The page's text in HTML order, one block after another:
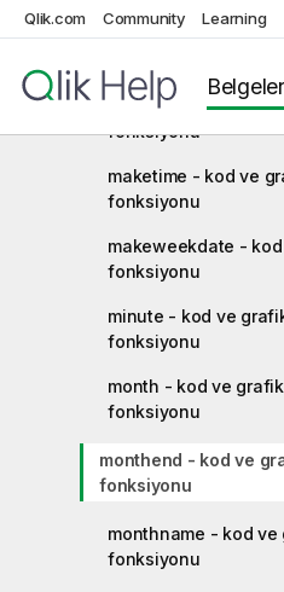
Qlik.com Community Learning
Belgeler
lunarweekstart - kod
makedate - kod ve
fonksiyonu
maketime - kod ve
fonksiyonu
makeweekdate -
fonksiyonu
minute - kod ve
fonksiyonu
month - kod ve grafik
fonksiyonu
monthend - kod ve
fonksiyonu
monthname - kod ve
fonksiyonu